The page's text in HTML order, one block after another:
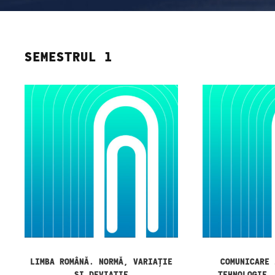
SEMESTRUL 1
LIMBA ROMÂNĂ. NORMĂ, VARIAȚIE